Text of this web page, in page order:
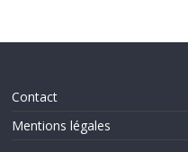
Contact
Mentions légales